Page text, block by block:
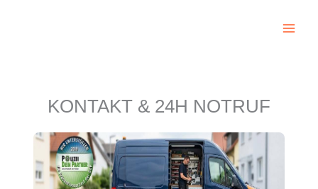
KONTAKT & 24H NOTRUF